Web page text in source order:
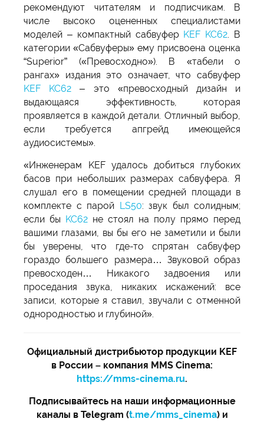
рекомендуют читателям и подписчикам. В
числе высоко оцененных специалистами
моделей – компактный сабвуфер KEF KC62. В
категории «Сабвуферы» ему присвоена оценка
“Superior” («Превосходно»). В «табели о
рангах» издания это означает, что сабвуфер
KEF KC62 – это «превосходный дизайн и
выдающаяся эффективность, которая
проявляется в каждой детали. Отличный выбор,
если требуется апгрейд имеющейся
аудиосистемы».
«Инженерам KEF удалось добиться глубоких
басов при небольших размерах сабвуфера. Я
слушал его в помещении средней площади в
комплекте с парой LS50: звук был солидным;
если бы KC62 не стоял на полу прямо перед
вашими глазами, вы бы его не заметили и были
бы уверены, что где-то спрятан сабвуфер
гораздо большего размера… Звуковой образ
превосходен… Никакого задвоения или
проседания звука, никаких искажений: все
записи, которые я ставил, звучали с отменной
однородностью и глубиной».
Официальный дистрибьютор продукции KEF
в России – компания MMS Cinema:
https://mms-cinema.ru.
Подписывайтесь на наши информационные
каналы в Telegram (t.me/mms_cinema) и